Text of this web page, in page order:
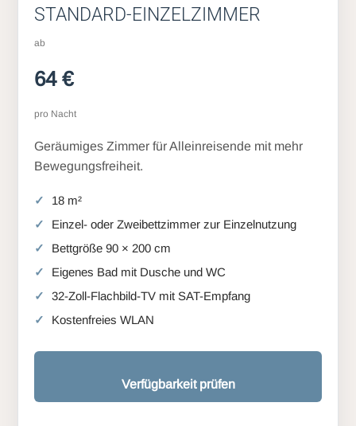
STANDARD-EINZELZIMMER
ab
64 €
pro Nacht
Geräumiges Zimmer für Alleinreisende mit mehr
Bewegungsfreiheit.
18 m²
Einzel- oder Zweibettzimmer zur Einzelnutzung
Bettgröße 90 × 200 cm
Eigenes Bad mit Dusche und WC
32-Zoll-Flachbild-TV mit SAT-Empfang
Kostenfreies WLAN
Verfügbarkeit prüfen